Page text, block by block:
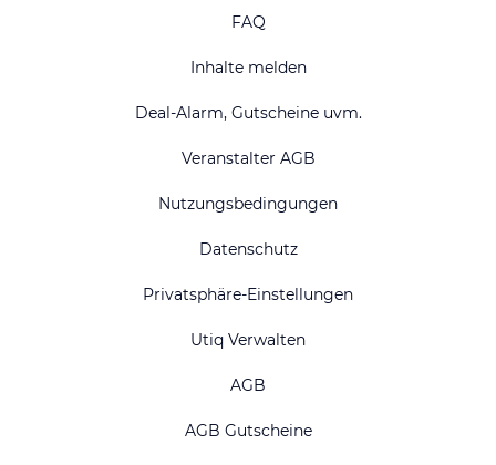
FAQ
Inhalte melden
Deal-Alarm, Gutscheine uvm.
Veranstalter AGB
Nutzungsbedingungen
Datenschutz
Privatsphäre-Einstellungen
Utiq Verwalten
AGB
AGB Gutscheine